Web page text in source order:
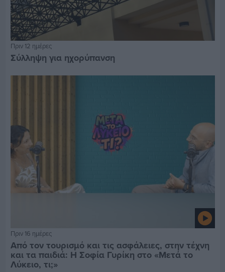
Πριν 12 ημέρες
Σύλληψη για ηχορύπανση
Πριν 16 ημέρες
Από τον τουρισμό και τις ασφάλειες, στην τέχνη
και τα παιδιά: Η Σοφία Γυρίκη στο «Μετά το
Λύκειο, τι;»